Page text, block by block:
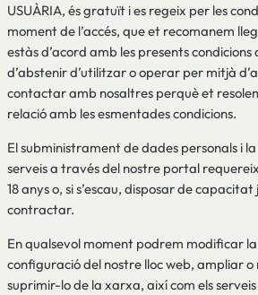
USUÀRIA, és gratuït i es regeix per les
moment de l’accés, que et recomanem
estàs d’acord amb les presents condicions
d’abstenir d’utilitzar o operar per mitjà
contactar amb nosaltres perquè et
relació amb les esmentades condicions.
El subministrament de dades personals i
serveis a través del nostre portal
18 anys o, si s’escau, disposar de
contractar.
En qualsevol moment podrem modificar
configuració del nostre lloc web, ampliar o
suprimir-lo de la xarxa, així com els